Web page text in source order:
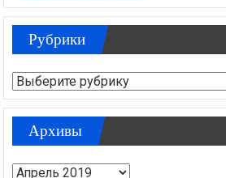
Рубрики
Рубрики
Архивы
Архивы